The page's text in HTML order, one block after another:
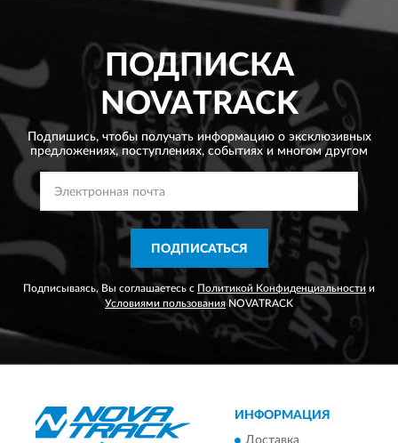
ПОДПИСКА
NOVATRACK
Подпишись, чтобы получать информацию о эксклюзивных
предложениях,поступлениях, событиях и многом другом
ПОДПИСАТЬСЯ
Подписываясь, Вы соглашаетесь с Политикой Конфиденциальности и
Условиями пользования NOVATRACK
ИНФОРМАЦИЯ